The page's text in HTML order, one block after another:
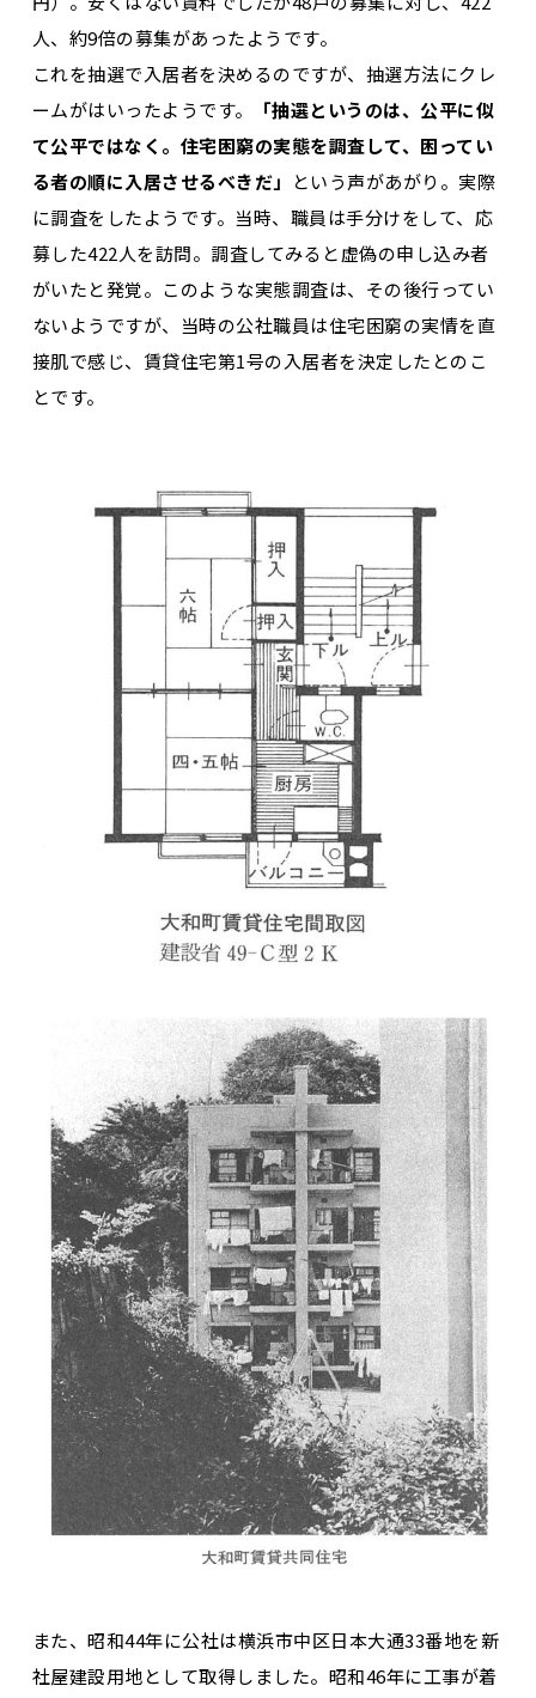
人、約9倍の募集があったようです。
これを抽選で入居者を決めるのですが、抽選方法にクレ
ームがはいったようです。
「抽選というのは、公平に似
て公平ではなく。住宅困窮の実態を調査して、困ってい
る者の順に入居させるべきだ」
という声があがり。実際
に調査をしたようです。当時、職員は手分けをして、応
募した422人を訪問。調査してみると虚偽の申し込み者
がいたと発覚。このような実態調査は、その後行ってい
ないようですが、当時の公社職員は住宅困窮の実情を直
接肌で感じ、賃貸住宅第1号の入居者を決定したとのこ
とです。
また、昭和44年に公社は横浜市中区日本大通33番地を新
社屋建設用地として取得しました。昭和46年に工事が着